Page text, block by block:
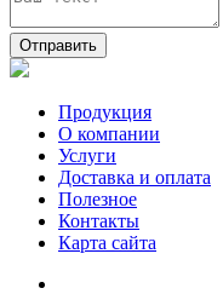
Отправить
Продукция
О компании
Услуги
Доставка и оплата
Полезное
Контакты
Карта сайта